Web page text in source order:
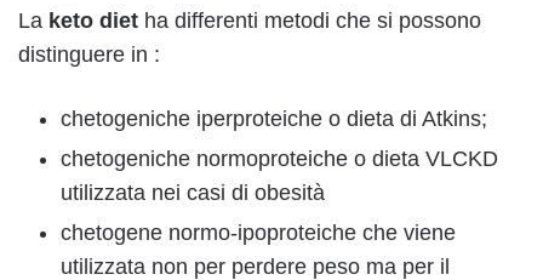
La keto diet ha differenti metodi che si possono
distinguere in :
chetogeniche iperproteiche o dieta di Atkins;
chetogeniche normoproteiche o dieta VLCKD
utilizzata nei casi di obesità
chetogene normo-ipoproteiche che viene
utilizzata non per perdere peso ma per il